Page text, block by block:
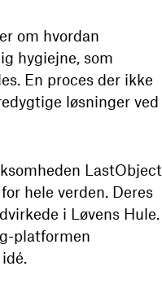
om hvordan
hygiejne, som
En proces der ikke
løsninger ved
LastObject
hele verden. Deres
i Løvens Hule.
platformen